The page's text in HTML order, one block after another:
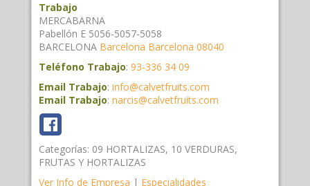
Trabajo
MERCABARNA
Pabellón E 5056-5057-5058
BARCELONA Barcelona Barcelona 08040
Teléfono Trabajo: 93-336 34 09
Email Trabajo: info@calvetfruits.com
Email Trabajo: narcis@calvetfruits.com
Categorías: 09 HORTALIZAS, 10 VERDURAS,
FRUTAS Y HORTALIZAS
Ver Info de Empresa | Especialidades